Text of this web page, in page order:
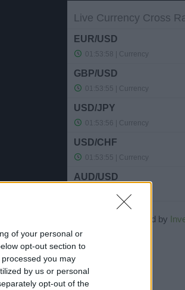
of your personal or
opt-out section to
you may
by us or personal
opt-out of the
Powered by